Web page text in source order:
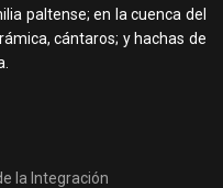
paltense; en la cuenca del
cántaros; y hachas de
la Integración